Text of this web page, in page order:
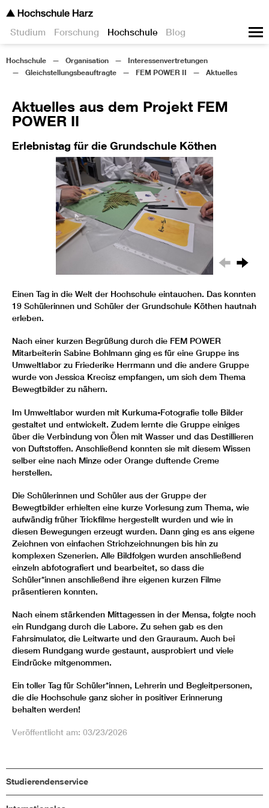
Studium Forschung Hochschule Blog
Hochschule Organisation
Interessenvertretungen
Gleichstellungsbeauftragte
FEM POWER II Aktuelles
Aktuelles aus dem Projekt FEM
POWER II
Erlebnistag für die Grundschule Köthen
Einen Tag in die Welt der Hochschule eintauchen. Das konnten
19 Schülerinnen und Schüler der Grundschule Köthen hautnah
erleben.
Nach einer kurzen Begrüßung durch die FEM POWER
Mitarbeiterin Sabine Bohlmann ging es für eine Gruppe ins
Umweltlabor zu Friederike Herrmann und die andere Gruppe
wurde von Jessica Krecisz empfangen, um sich dem Thema
Bewegtbilder zu nähern.
Im Umweltlabor wurden mit Kurkuma-Fotografie tolle Bilder
gestaltet und entwickelt. Zudem lernte die Gruppe einiges
über die Verbindung von Ölen mit Wasser und das Destillieren
von Duftstoffen. Anschließend konnten sie mit diesem Wissen
selber eine nach Minze oder Orange duftende Creme
herstellen.
Die Schülerinnen und Schüler aus der Gruppe der
Bewegtbilder erhielten eine kurze Vorlesung zum Thema, wie
aufwändig früher Trickfilme hergestellt wurden und wie in
diesen Bewegungen erzeugt wurden. Dann ging es ans eigene
Zeichnen von einfachen Strichzeichnungen bis hin zu
komplexen Szenerien. Alle Bildfolgen wurden anschließend
einzeln abfotografiert und bearbeitet, so dass die
Schüler*innen anschließend ihre eigenen kurzen Filme
präsentieren konnten.
Nach einem stärkenden Mittagessen in der Mensa, folgte noch
ein Rundgang durch die Labore. Zu sehen gab es den
Fahrsimulator, die Leitwarte und den Grauraum. Auch bei
diesem Rundgang wurde gestaunt, ausprobiert und viele
Eindrücke mitgenommen.
Ein toller Tag für Schüler*innen, Lehrerin und Begleitpersonen,
die die Hochschule ganz sicher in positiver Erinnerung
behalten werden!
Veröffentlicht am: 03/23/2026
Studierendenservice